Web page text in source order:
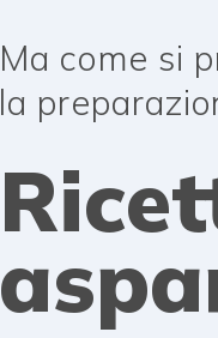
Ma come si
la